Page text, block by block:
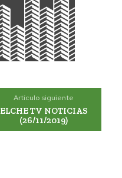
Artículo siguiente
ELCHE TV NOTICIAS
(26/11/2019)